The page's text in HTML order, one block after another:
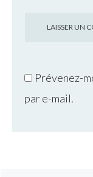
Prévenez-
par e-mail.